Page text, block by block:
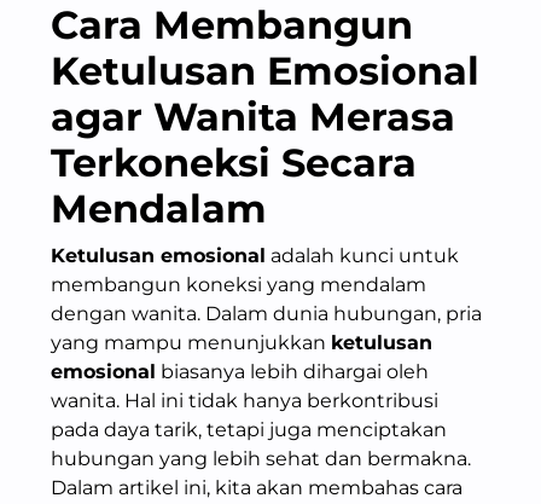
Cara Membangun
Ketulusan Emosional
agar Wanita Merasa
Terkoneksi Secara
Mendalam
Ketulusan emosional adalah kunci untuk
membangun koneksi yang mendalam
dengan wanita. Dalam dunia hubungan, pria
yang mampu menunjukkan ketulusan
emosional biasanya lebih dihargai oleh
wanita. Hal ini tidak hanya berkontribusi
pada daya tarik, tetapi juga menciptakan
hubungan yang lebih sehat dan bermakna.
Dalam artikel ini, kita akan membahas cara